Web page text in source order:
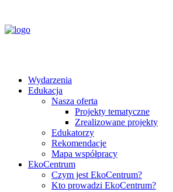
Wydarzenia
Edukacja
Nasza oferta
Projekty tematyczne
Zrealizowane projekty
Edukatorzy
Rekomendacje
Mapa współpracy
EkoCentrum
Czym jest EkoCentrum?
Kto prowadzi EkoCentrum?